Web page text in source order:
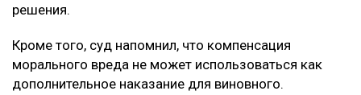
решения.
Кроме того, суд напомнил, что компенсация
морального вреда не может использоваться как
дополнительное наказание для виновного.